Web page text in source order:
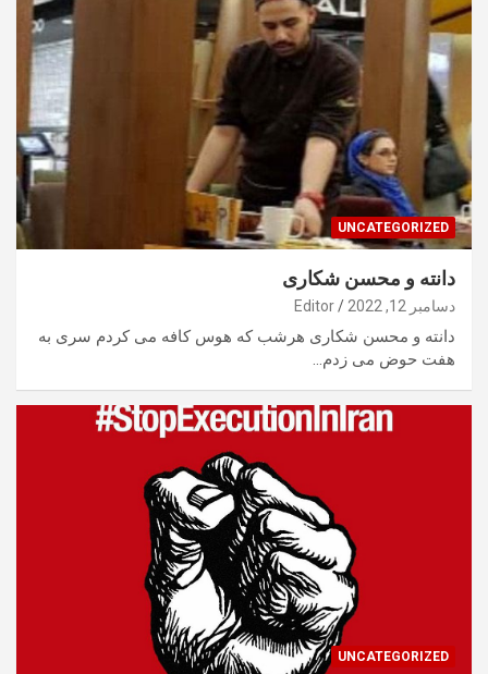
UNCATEGORIZED
دانته و محسن شکاری
دسامبر 12, 2022 Editor
دانته و محسن شکاری هرشب که هوس کافه می کردم سری به
هفت حوض می زدم…
UNCATEGORIZED